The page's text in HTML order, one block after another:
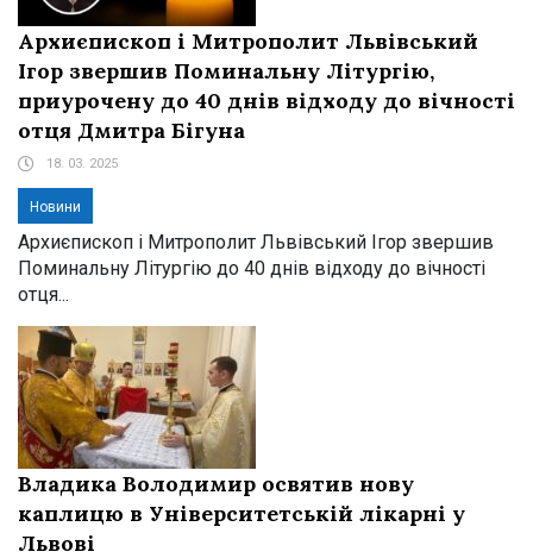
Архиєпископ і Митрополит Львівський
Ігор звершив Поминальну Літургію,
приурочену до 40 днів відходу до вічності
отця Дмитра Бігуна
18. 03. 2025
Новини
Архиєпископ і Митрополит Львівський Ігор звершив
Поминальну Літургію до 40 днів відходу до вічності
отця...
Владика Володимир освятив нову
каплицю в Університетській лікарні у
Львові